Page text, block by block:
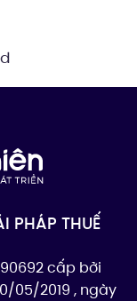
PHÁP THUẾ
cấp bởi
05/2019 , ngày